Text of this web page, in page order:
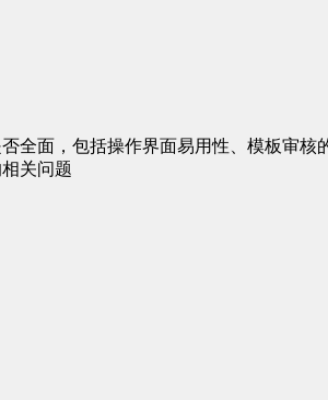
全面，包括操作界面易用性、模板审
关问题